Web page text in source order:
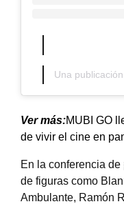
Ver más:MUBI GO
de vivir el cine en
En la conferencia
de figuras como
Ambulante, Ramón